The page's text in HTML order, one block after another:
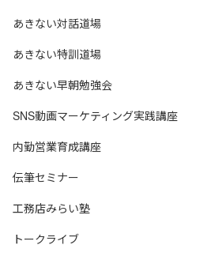
あきない対話道場
あきない特訓道場
あきない早朝勉強会
SNS動画マーケティング実践講座
内勤営業育成講座
伝筆セミナー
工務店みらい塾
トークライブ